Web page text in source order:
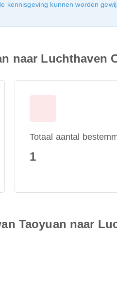
kennisgeving kunnen worden
naar Luchthaven
Totaal aantal
1
Taoyuan naar